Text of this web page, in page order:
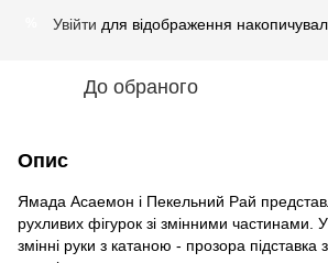
Увійти для відображення
До обраного
Опис
Ямада Асаемон і Пекельний Рай
рухливих фігурок зі змінними частинами.
змінні руки з катаною - прозора підставка